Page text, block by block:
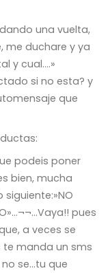
dando una vuelta,
me duchare y ya
y cual….»
si no esta? y
que
podeis poner
bien, mucha
pues
a veces se
te manda un sms
no se…tu que